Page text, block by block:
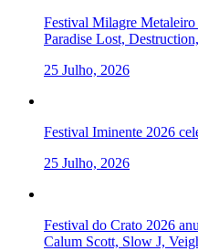
Festival Milagre
Paradise Lost,
25 Julho, 2026
Festival Iminente 2026
25 Julho, 2026
Festival do Crato 2026
Calum Scott, Slow J,